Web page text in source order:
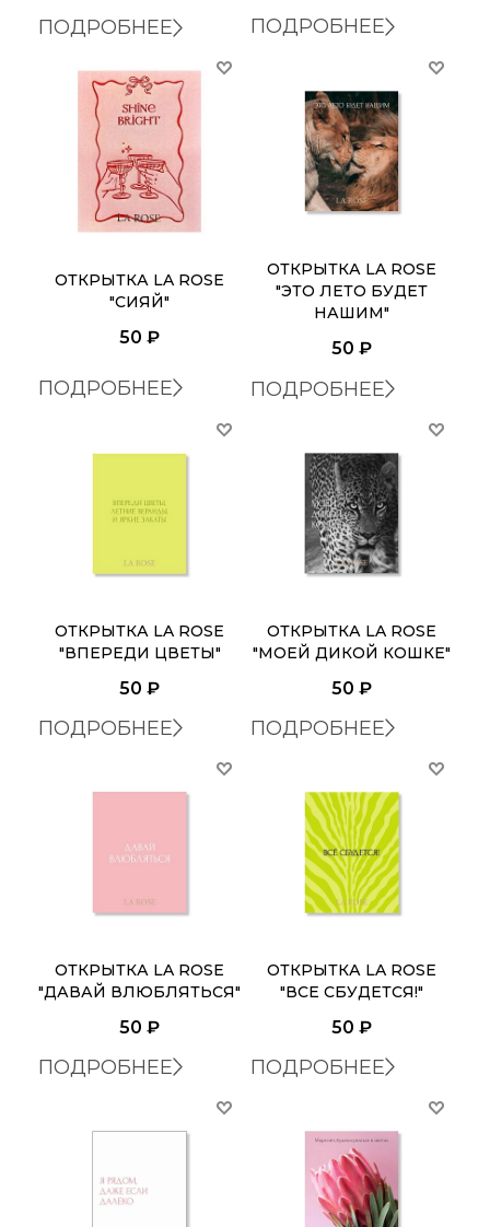
ПОДРОБНЕЕ ПОДРОБНЕЕ
ОТКРЫТКА LA ROSE
"СИЯЙ"
50 ₽
ПОДРОБНЕЕ
ОТКРЫТКА LA ROSE
"ЭТО ЛЕТО БУДЕТ
НАШИМ"
50 ₽
ПОДРОБНЕЕ
ОТКРЫТКА LA ROSE
"ВПЕРЕДИ ЦВЕТЫ"
50 ₽
ПОДРОБНЕЕ
ОТКРЫТКА LA ROSE
"МОЕЙ ДИКОЙ КОШКЕ"
50 ₽
ПОДРОБНЕЕ
ОТКРЫТКА LA ROSE
"ДАВАЙ ВЛЮБЛЯТЬСЯ"
50 ₽
ПОДРОБНЕЕ
ОТКРЫТКА LA ROSE
"ВСЕ СБУДЕТСЯ!"
50 ₽
ПОДРОБНЕЕ